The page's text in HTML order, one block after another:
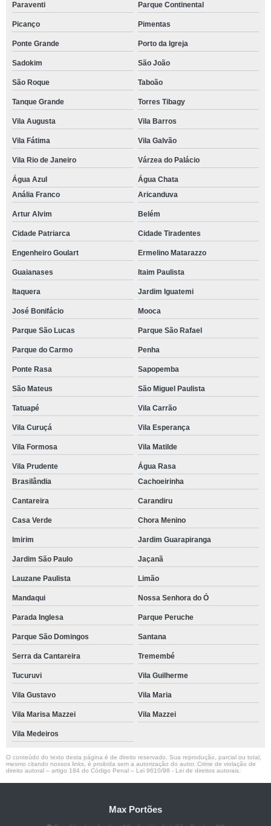
Paraventi Parque Continental
Picanço Pimentas
Ponte Grande Porto da Igreja
Sadokim São João
São Roque Taboão
Tanque Grande Torres Tibagy
Vila Augusta Vila Barros
Vila Fátima Vila Galvão
Vila Rio de Janeiro Várzea do Palácio
Água Azul
Água Chata
Anália Franco
Aricanduva
Artur Alvim Belém
Cidade Patriarca Cidade Tiradentes
Engenheiro Goulart Ermelino Matarazzo
Guaianases Itaim Paulista
Itaquera Jardim Iguatemi
José Bonifácio Mooca
Parque São Lucas Parque São Rafael
Parque do Carmo Penha
Ponte Rasa Sapopemba
São Mateus São Miguel Paulista
Tatuapé Vila Carrão
Vila Curuçá Vila Esperança
Vila Formosa Vila Matilde
Vila Prudente
Água Rasa
Brasilândia
Cachoeirinha
Cantareira Carandiru
Casa Verde Chora Menino
Imirim Jardim Guarapiranga
Jardim São Paulo Jaçanã
Lauzane Paulista Limão
Mandaqui Nossa Senhora do Ó
Parada Inglesa Parque Peruche
Parque São Domingos Santana
Serra da Cantareira Tremembé
Tucuruvi Vila Guilherme
Vila Gustavo Vila Maria
Vila Marisa Mazzei Vila Mazzei
Vila Medeiros
O conteúdo do texto desta página é de direito reservado. Sua reprodução, parcial ou total,
mesmo citando nossos links, é proibida sem a autorização do autor. Crime de violação de
direito autoral – artigo 184 do Código Penal – Lei 9610/98 - Lei de direitos autorais
Max Portões